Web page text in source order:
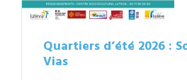
Quartiers d’été 2026 :
Vias